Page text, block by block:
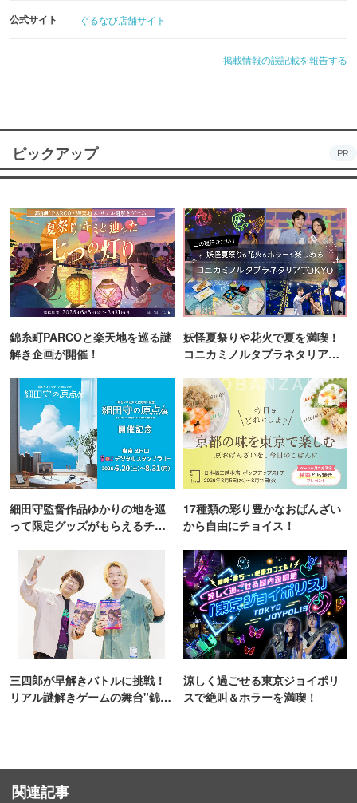
公式サイト ぐるなび店舗サイト
掲載情報の誤記載を報告する
ピックアップ PR
錦糸町PARCOと楽天地を巡る謎
解き企画が開催！
妖怪夏祭りや花火で夏を満喫！
コニカミノルタプラネタリア
細田守監督作品ゆかりの地を巡
って限定グッズがもらえるチャ
17種類の彩り豊かなおばんざい
から自由にチョイス！
三四郎が早解きバトルに挑戦！
リアル謎解きゲームの舞台"錦糸
涼しく過ごせる東京ジョイポリ
スで絶叫＆ホラーを満喫！
関連記事